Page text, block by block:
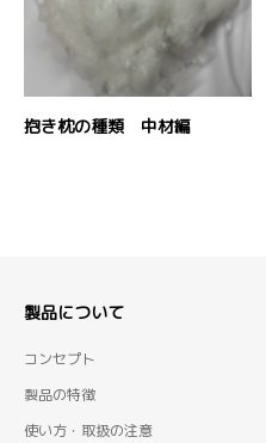
抱き枕の種類 中材編
製品について
コンセプト
製品の特徴
使い方・取扱の注意